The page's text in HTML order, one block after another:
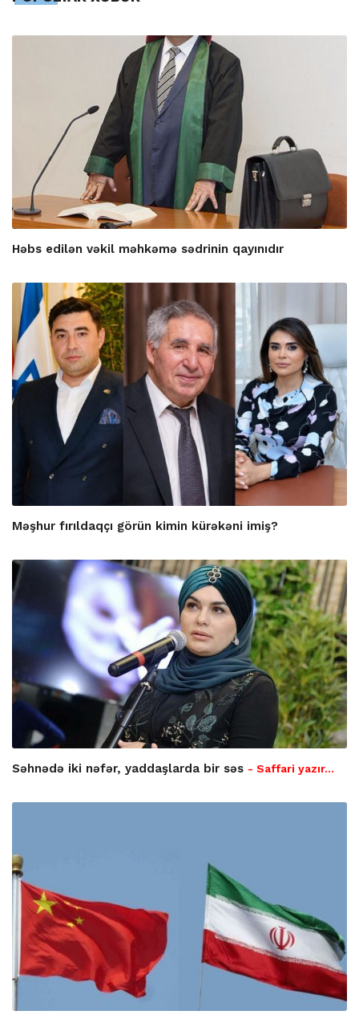
Həbs edilən vəkil məhkəmə sədrinin qayınıdır
Məşhur fırıldaqçı görün kimin kürəkəni imiş?
Səhnədə iki nəfər, yaddaşlarda bir səs - Saffari yazır…